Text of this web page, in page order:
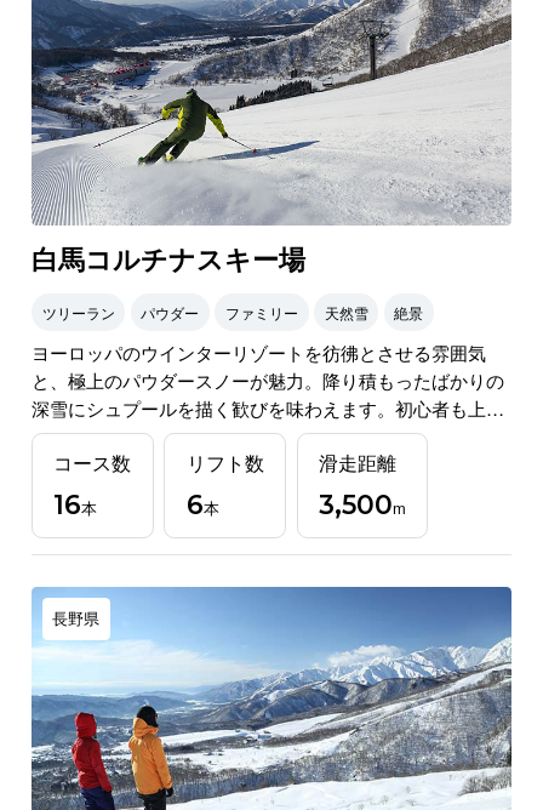
白馬コルチナスキー場
ツリーラン パウダー ファミリー 天然雪 絶景
ヨーロッパのウインターリゾートを彷彿とさせる雰囲気
と、極上のパウダースノーが魅力。降り積もったばかりの
深雪にシュプールを描く歓びを味わえます。初心者も上級
者も雄大な景色を眺めながら滑走を楽しめます。キッズパ
ークや雪国体験のアクティビティも充実。
コース数
16本
リフト数
6本
滑走距離
3,500m
長野県